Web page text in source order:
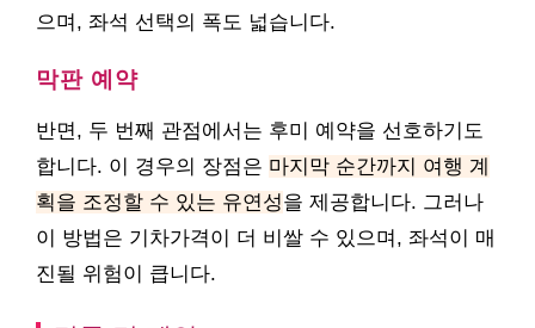
으며, 좌석 선택의 폭도 넓습니다.
막판 예약
반면, 두 번째 관점에서는 후미 예약을 선호하기도
합니다. 이 경우의 장점은 마지막 순간까지 여행 계
획을 조정할 수 있는 유연성을 제공합니다. 그러나
이 방법은 기차가격이 더 비쌀 수 있으며, 좌석이 매
진될 위험이 큽니다.